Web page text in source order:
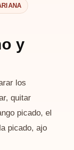
y
los
quitar
picado, el
picado, ajo